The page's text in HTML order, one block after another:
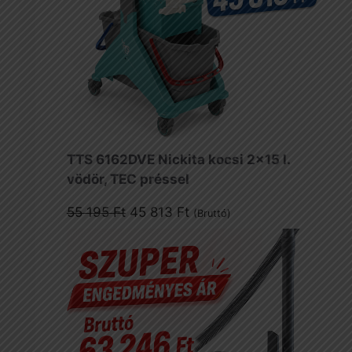
TTS 6162DVE Nickita kocsi 2x15 l.
vödör, TEC préssel
55 195Ft Original
was:
55
195 Ft.
45 813 FtCurrent
is:
45
813 Ft.
(Bruttó)